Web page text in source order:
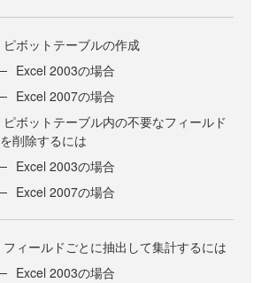
ピボットテーブルの作成
Excel 2003の場合
Excel 2007の場合
ピボットテーブル内の不要なフィールド
を削除するには
Excel 2003の場合
Excel 2007の場合
フィールドごとに抽出して集計するには
Excel 2003の場合